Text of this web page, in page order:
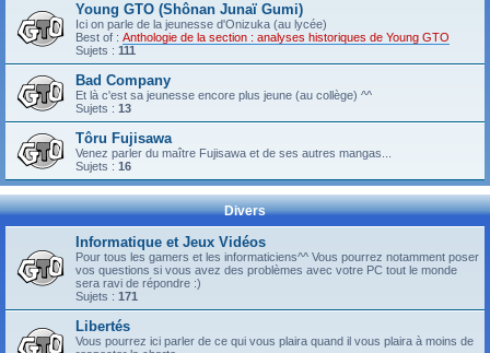
Young GTO (Shônan Junaï Gumi)
Ici on parle de la jeunesse d'Onizuka (au lycée)
Best of : Anthologie de la section : analyses historiques de Young GTO
Sujets : 111
Bad Company
Et là c'est sa jeunesse encore plus jeune (au collège) ^^
Sujets : 13
Tôru Fujisawa
Venez parler du maître Fujisawa et de ses autres mangas...
Sujets : 16
Divers
Informatique et Jeux Vidéos
Pour tous les gamers et les informaticiens^^ Vous pourrez notamment poser
vos questions si vous avez des problèmes avec votre PC tout le monde
sera ravi de répondre :)
Sujets : 171
Libertés
Vous pourrez ici parler de ce qui vous plaira quand il vous plaira à moins de